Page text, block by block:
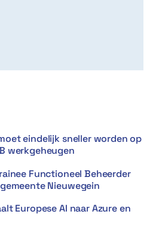
eindelijk sneller worden op
werkgeheugen
Functioneel Beheerder
Nieuwegein
Europese AI naar Azure en